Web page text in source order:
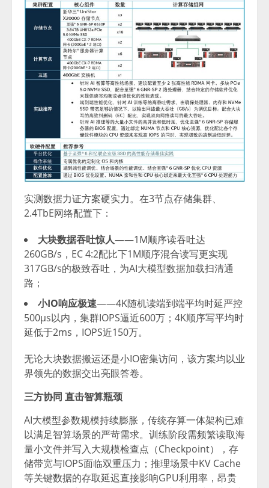
实测数据力证方案硬实力。在3节点存储集群、
2.4TbE网络配置下：
大块数据吞吐惊人——1M顺序读吞吐达
260GB/s，EC 4:2配比下1M顺序混合读写更实现
317GB/s的极致吞吐，为AI大模型数据加载扫清通
路；
小IO响应极速——4K随机读端到端平均时延严控
500µs以内，集群IOPS逼近600万；4K顺序写平均时
延低于2ms，IOPS近150万。
无论大块数据搬运还是小IO密集访问，该方案均以业
界领先的数据交出亮眼答卷。
三方协同 直击智算瓶颈
AI大模型参数规模持续膨胀，传统存算一体架构已难
以满足智算场景的严苛需求。训练阶段需频繁读取海
量小文件并写入大规模检查点（Checkpoint），存
储带宽与IOPS面临双重压力；推理场景中KV Cache
等关键数据的存取延迟直接影响GPU利用率，昂贵